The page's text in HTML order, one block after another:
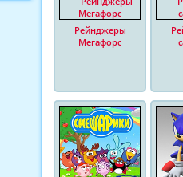
Рейнджеры
Мегафорс